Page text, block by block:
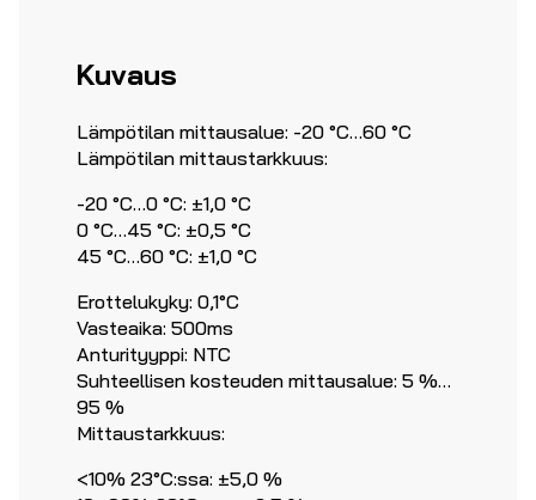
Kuvaus
Lämpötilan mittausalue: -20 °C…60 °C
Lämpötilan mittaustarkkuus:
-20 °C…0 °C: ±1,0 °C
0 °C…45 °C: ±0,5 °C
45 °C…60 °C: ±1,0 °C
Erottelukyky: 0,1°C
Vasteaika: 500ms
Anturityyppi: NTC
Suhteellisen kosteuden mittausalue: 5 %…
95 %
Mittaustarkkuus:
<10% 23°C:ssa: ±5,0 %